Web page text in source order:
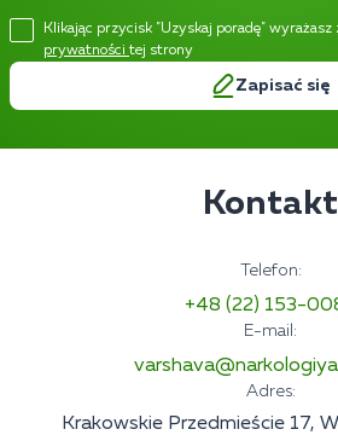
Klikając przycisk "Uzyskaj poradę" wyrażasz
prywatności tej strony
Zapisać się
Kontakt
Telefon:
+48 (22) 153-
E-mail:
Adres:
Krakowskie Przedmieście 17,